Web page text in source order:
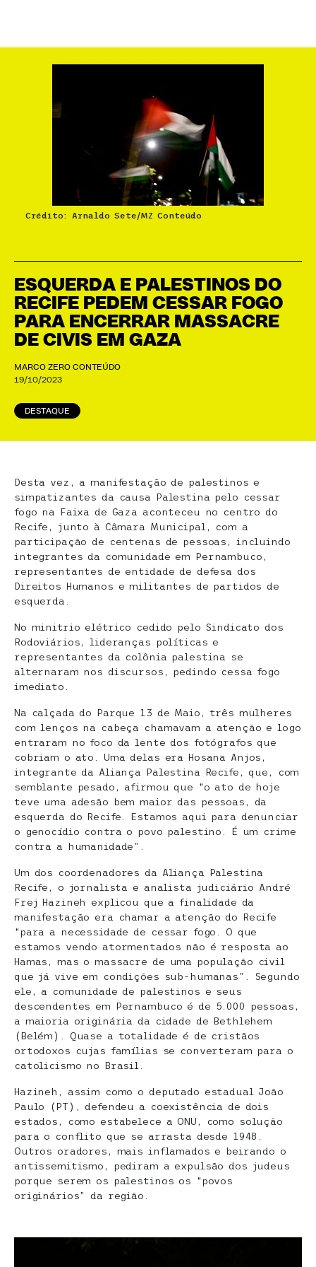
ESQUERDA E PALESTINOS DO
RECIFE PEDEM CESSAR FOGO
PARA ENCERRAR MASSACRE
DE CIVIS EM GAZA
MARCO ZERO CONTEÚDO
19/10/2023
DESTAQUE
Crédito: Arnaldo Sete/MZ Conteúdo
Desta vez, a manifestação de palestinos e
simpatizantes da causa Palestina pelo cessar
fogo na Faixa de Gaza aconteceu no centro do
Recife, junto à Câmara Municipal, com a
participação de centenas de pessoas, incluindo
integrantes da comunidade em Pernambuco,
representantes de entidade de defesa dos
Direitos Humanos e militantes de partidos de
esquerda.
No minitrio elétrico cedido pelo Sindicato dos
Rodoviários, lideranças políticas e
representantes da colônia palestina se
alternaram nos discursos, pedindo cessa fogo
imediato.
Na calçada do Parque 13 de Maio, três mulheres
com lenços na cabeça chamavam a atenção e logo
entraram no foco da lente dos fotógrafos que
cobriam o ato. Uma delas era Hosana Anjos,
integrante da Aliança Palestina Recife, que, com
semblante pesado, afirmou que “o ato de hoje
teve uma adesão bem maior das pessoas, da
esquerda do Recife. Estamos aqui para denunciar
o genocídio contra o povo palestino. É um crime
contra a humanidade”.
Um dos coordenadores da Aliança Palestina
Recife, o jornalista e analista judiciário André
Frej Hazineh explicou que a finalidade da
manifestação era chamar a atenção do Recife
“para a necessidade de cessar fogo. O que
estamos vendo atormentados não é resposta ao
Hamas, mas o massacre de uma população civil
que já vive em condições sub-humanas”. Segundo
ele, a comunidade de palestinos e seus
descendentes em Pernambuco é de 5.000 pessoas,
a maioria originária da cidade de Bethlehem
(Belém). Quase a totalidade é de cristãos
ortodoxos cujas famílias se converteram para o
catolicismo no Brasil.
Hazineh, assim como o deputado estadual João
Paulo (PT), defendeu a coexistência de dois
estados, como estabelece a ONU, como solução
para o conflito que se arrasta desde 1948.
Outros oradores, mais inflamados e beirando o
antissemitismo, pediram a expulsão dos judeus
porque serem os palestinos os “povos
originários” da região.